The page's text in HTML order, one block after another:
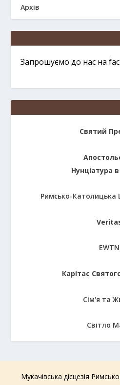
Архів
Запрошуємо до нас на
Святий
Нунціатура в
Римсько-Католицька
EWTN
Карітас
Сім'я та
Світло
Мукачівська дієцезія